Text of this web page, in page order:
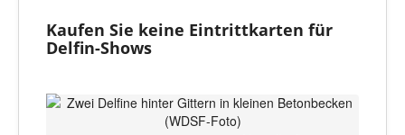
Kaufen Sie keine Eintrittkarten für
Delfin-Shows